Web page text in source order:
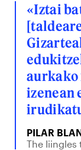
«Iztai
aurkako
izenean
PILAR
The Iiingles